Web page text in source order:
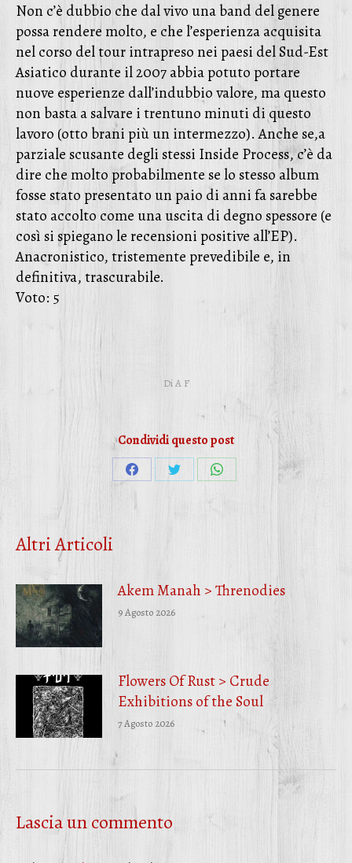
Non c’è dubbio che dal vivo una band del genere
possa rendere molto, e che l’esperienza acquisita
nel corso del tour intrapreso nei paesi del Sud-Est
Asiatico durante il 2007 abbia potuto portare
nuove esperienze dall’indubbio valore, ma questo
non basta a salvare i trentuno minuti di questo
lavoro (otto brani più un intermezzo). Anche se,a
parziale scusante degli stessi Inside Process, c’è da
dire che molto probabilmente se lo stesso album
fosse stato presentato un paio di anni fa sarebbe
stato accolto come una uscita di degno spessore (e
così si spiegano le recensioni positive all’EP).
Anacronistico, tristemente prevedibile e, in
definitiva, trascurabile.
Voto: 5
DiA F
Condividi questo post
CondividiCondividiCondividi
Altri Articoli
Akem Manah > Threnodies
9 Agosto 2026
Flowers Of Rust > Crude
Exhibitions of the Soul
7 Agosto 2026
Lascia un commento